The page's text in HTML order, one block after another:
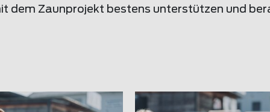
dem Zaunprojekt bestens unterstützen und
Lieblingszaun Lieblingszaun